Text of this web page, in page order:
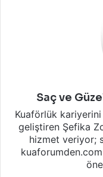
Saç ve
Kuaförlük
geliştiren Şefika
hizmet veriyor;